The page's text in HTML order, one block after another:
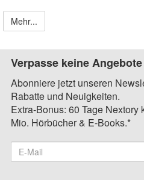
Mehr...
Verpasse keine
Abonniere jetzt unseren
Rabatte und Neuigkeiten.
Extra-Bonus: 60 Tage
Mio. Hörbücher & E-Books.*